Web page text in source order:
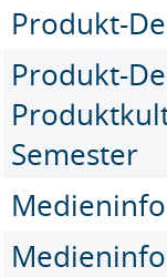
Produkt-
Produkt-
Semester